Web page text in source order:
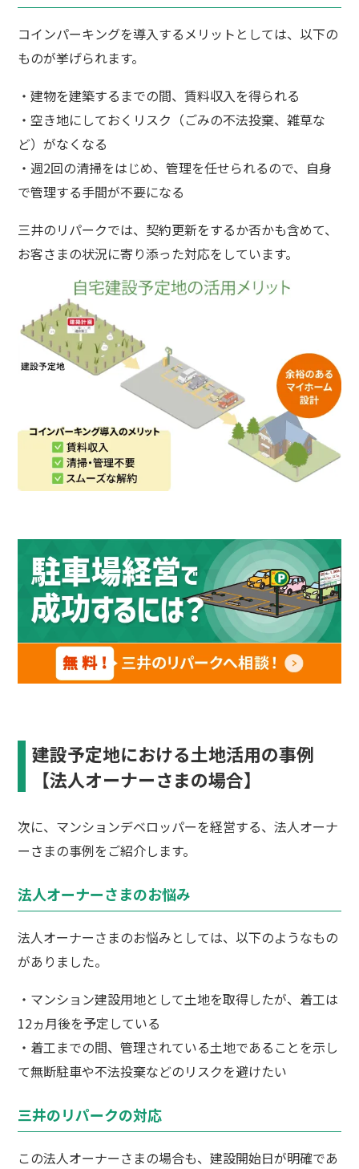
コインパーキングを導入するメリットとしては、以下の
ものが挙げられます。
・建物を建築するまでの間、賃料収入を得られる
・空き地にしておくリスク（ごみの不法投棄、雑草な
ど）がなくなる
・週2回の清掃をはじめ、管理を任せられるので、自身
で管理する手間が不要になる
三井のリパークでは、契約更新をするか否かも含めて、
お客さまの状況に寄り添った対応をしています。
建設予定地における土地活用の事例
【法人オーナーさまの場合】
次に、マンションデベロッパーを経営する、法人オーナ
ーさまの事例をご紹介します。
法人オーナーさまのお悩み
法人オーナーさまのお悩みとしては、以下のようなもの
がありました。
・マンション建設用地として土地を取得したが、着工は
12ヵ月後を予定している
・着工までの間、管理されている土地であることを示し
て無断駐車や不法投棄などのリスクを避けたい
三井のリパークの対応
この法人オーナーさまの場合も、建設開始日が明確であ